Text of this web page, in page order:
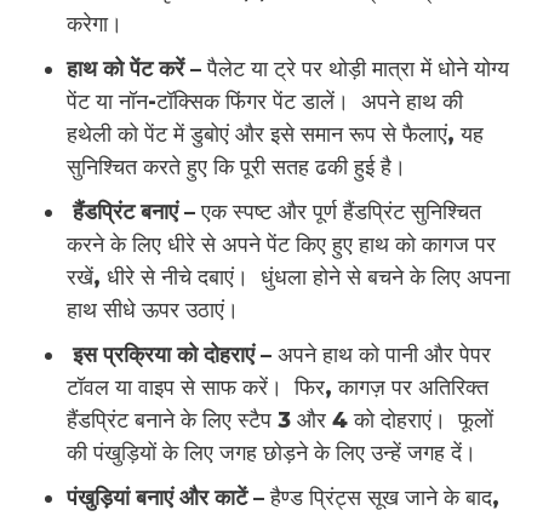
करेगा।
हाथ को पेंट करें –पैलेट या ट्रे पर थोड़ी मात्रा में धोने योग्य
पेंट या नॉन-टॉक्सिक फिंगर पेंट डालें। अपने हाथ की
हथेली को पेंट में डुबोएं और इसे समान रूप से फैलाएं, यह
सुनिश्चित करते हुए कि पूरी सतह ढकी हुई है।
हैंडप्रिंट बनाएं –एक स्पष्ट और पूर्ण हैंडप्रिंट सुनिश्चित
करने के लिए धीरे से अपने पेंट किए हुए हाथ को कागज पर
रखें, धीरे से नीचे दबाएं। धुंधला होने से बचने के लिए अपना
हाथ सीधे ऊपर उठाएं।
इस प्रक्रिया को दोहराएं – अपने हाथ को पानी और पेपर
टॉवल या वाइप से साफ करें। फिर, कागज़ पर अतिरिक्त
हैंडप्रिंट बनाने के लिए स्टैप 3 और 4 को दोहराएं। फूलों
की पंखुड़ियों के लिए जगह छोड़ने के लिए उन्हें जगह दें।
पंखुड़ियां बनाएं और काटें –हैण्ड प्रिंट्स सूख जाने के बाद,